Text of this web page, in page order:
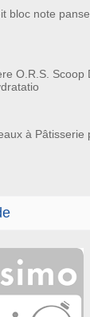
bloc note
O.R.S. Scoop
à Pâtisserie